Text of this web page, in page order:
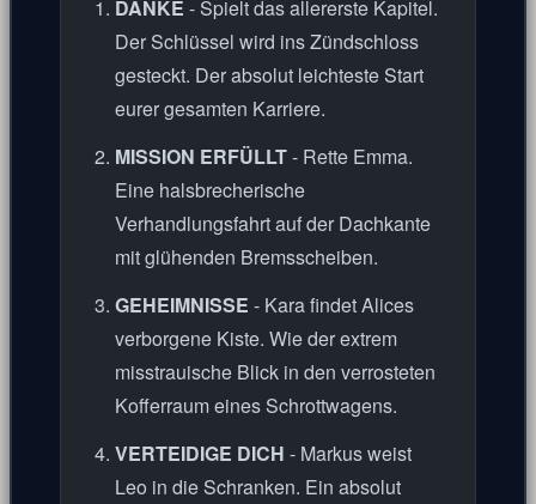
DANKE - Spielt das allererste Kapitel.
Der Schlüssel wird ins Zündschloss
gesteckt. Der absolut leichteste Start
eurer gesamten Karriere.
MISSION ERFÜLLT- Rette Emma.
Eine halsbrecherische
Verhandlungsfahrt auf der Dachkante
mit glühenden Bremsscheiben.
GEHEIMNISSE - Kara findet Alices
verborgene Kiste. Wie der extrem
misstrauische Blick in den verrosteten
Kofferraum eines Schrottwagens.
VERTEIDIGE DICH - Markus weist
Leo in die Schranken. Ein absolut